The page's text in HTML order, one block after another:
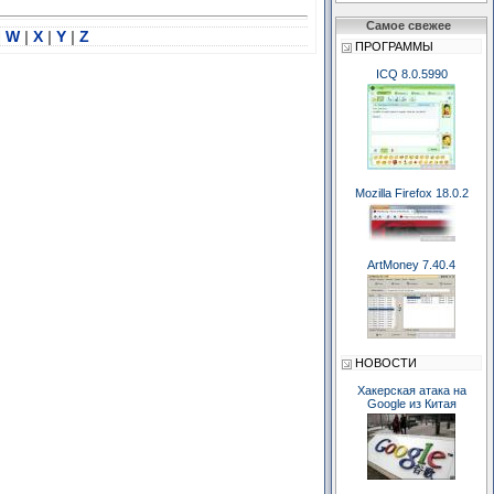
W | X | Y | Z
Самое свежее
ПРОГРАММЫ
ICQ 8.0.5990
Mozilla Firefox 18.0.2
ArtMoney 7.40.4
НОВОСТИ
Хакерская атака на
Google из Китая